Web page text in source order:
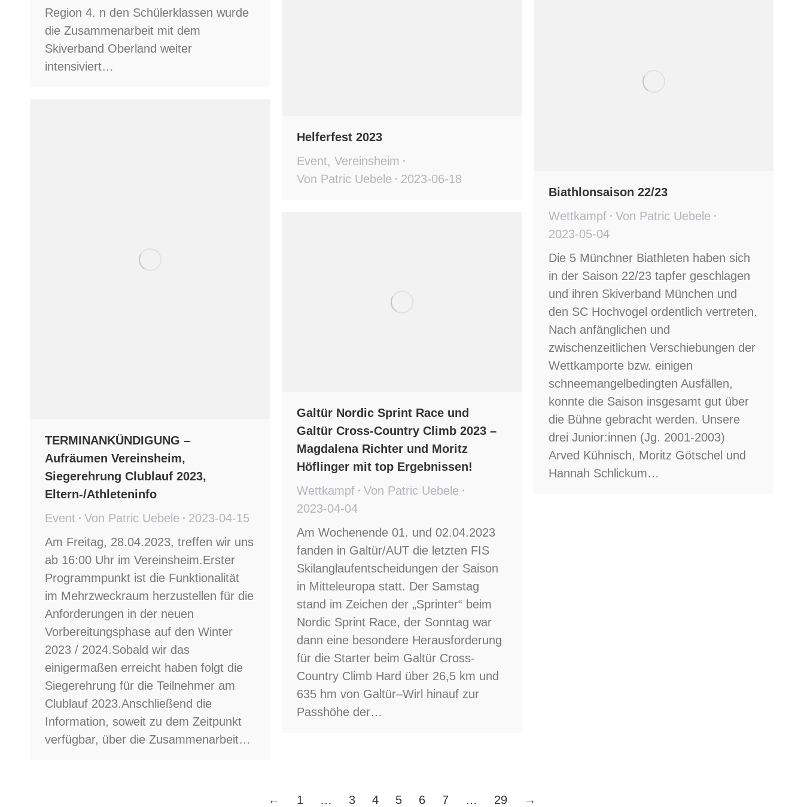
Region 4. n den Schülerklassen wurde
die Zusammenarbeit mit dem
Skiverband Oberland weiter
intensiviert…
Helferfest 2023
Event, Vereinsheim
Von Patric Uebele
2023-06-18
Biathlonsaison 22/23
Wettkampf
Von Patric Uebele
2023-05-04
Die 5 Münchner Biathleten haben sich
in der Saison 22/23 tapfer geschlagen
und ihren Skiverband München und
den SC Hochvogel ordentlich vertreten.
Nach anfänglichen und
zwischenzeitlichen Verschiebungen der
Wettkamporte bzw. einigen
schneemangelbedingten Ausfällen,
konnte die Saison insgesamt gut über
die Bühne gebracht werden. Unsere
drei Junior:innen (Jg. 2001-2003)
Arved Kühnisch, Moritz Götschel und
Hannah Schlickum…
TERMINANKÜNDIGUNG –
Aufräumen Vereinsheim,
Siegerehrung Clublauf 2023,
Eltern-/Athleteninfo
Event
Von Patric Uebele
2023-04-15
Am Freitag, 28.04.2023, treffen wir uns
ab 16:00 Uhr im Vereinsheim.Erster
Programmpunkt ist die Funktionalität
im Mehrzweckraum herzustellen für die
Anforderungen in der neuen
Vorbereitungsphase auf den Winter
2023 / 2024.Sobald wir das
einigermaßen erreicht haben folgt die
Siegerehrung für die Teilnehmer am
Clublauf 2023.Anschließend die
Information, soweit zu dem Zeitpunkt
verfügbar, über die Zusammenarbeit…
Galtür Nordic Sprint Race und
Galtür Cross-Country Climb 2023 –
Magdalena Richter und Moritz
Höflinger mit top Ergebnissen!
Wettkampf
Von Patric Uebele
2023-04-04
Am Wochenende 01. und 02.04.2023
fanden in Galtür/AUT die letzten FIS
Skilanglaufentscheidungen der Saison
in Mitteleuropa statt. Der Samstag
stand im Zeichen der „Sprinter“ beim
Nordic Sprint Race, der Sonntag war
dann eine besondere Herausforderung
für die Starter beim Galtür Cross-
Country Climb Hard über 26,5 km und
635 hm von Galtür–Wirl hinauf zur
Passhöhe der…
← 1 … 3 4 5 6 7 … 29 →